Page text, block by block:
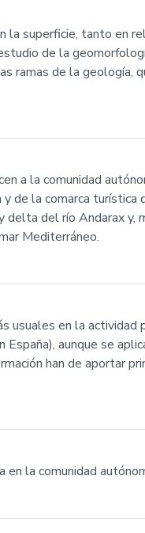
superficie, tanto en
de la
ramas de la geología,
a la comunidad
de la comarca turística
del río Andarax y,
Mediterráneo.
usuales en la actividad
aunque se
han de aportar
la comunidad